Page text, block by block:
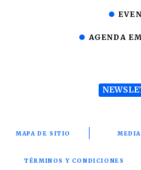
AGENDA
MAPA DE SITIO
TÉRMINOS Y CONDICIONES